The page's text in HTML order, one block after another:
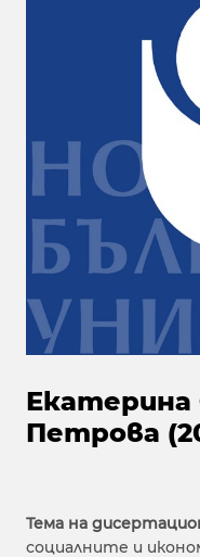
Екатерина
Петрова
Тема на
социалните и